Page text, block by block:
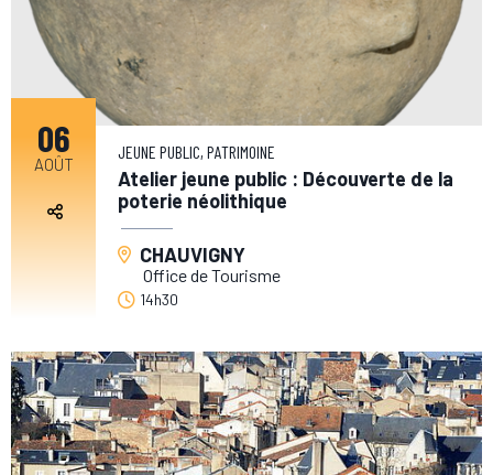
06
AOÛT
JEUNE PUBLIC, PATRIMOINE
Atelier jeune public : Découverte de la
poterie néolithique
CHAUVIGNY
Office de Tourisme
14h30